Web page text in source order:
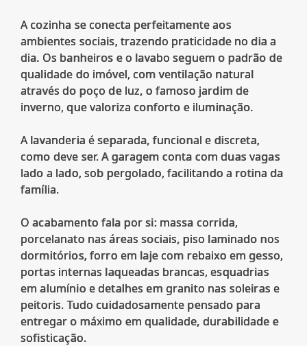
A cozinha se conecta perfeitamente aos
ambientes sociais, trazendo praticidade no dia a
dia. Os banheiros e o lavabo seguem o padrão de
qualidade do imóvel, com ventilação natural
através do poço de luz, o famoso jardim de
inverno, que valoriza conforto e iluminação.
A lavanderia é separada, funcional e discreta,
como deve ser. A garagem conta com duas vagas
lado a lado, sob pergolado, facilitando a rotina da
família.
O acabamento fala por si: massa corrida,
porcelanato nas áreas sociais, piso laminado nos
dormitórios, forro em laje com rebaixo em gesso,
portas internas laqueadas brancas, esquadrias
em alumínio e detalhes em granito nas soleiras e
peitoris. Tudo cuidadosamente pensado para
entregar o máximo em qualidade, durabilidade e
sofisticação.